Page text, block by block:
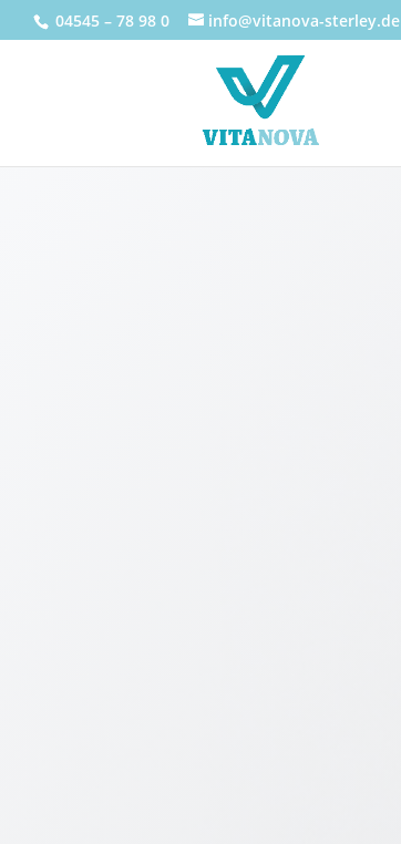
04545 – 78 98 0 info@vitanova-sterley.de